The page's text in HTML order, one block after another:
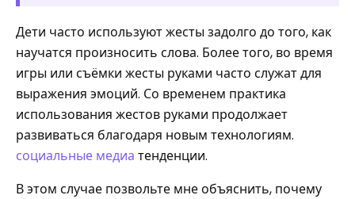
Дети часто используют жесты задолго до того, как
научатся произносить слова. Более того, во время
игры или съёмки жесты руками часто служат для
выражения эмоций. Со временем практика
использования жестов руками продолжает
развиваться благодаря новым технологиям.
социальные медиа тенденции.
В этом случае позвольте мне объяснить, почему